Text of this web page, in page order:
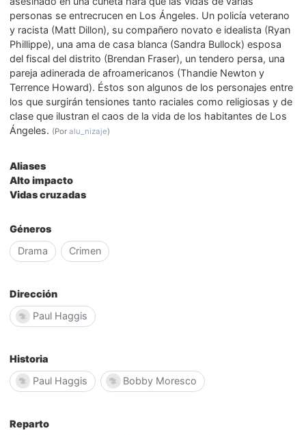
personas se entrecrucen en Los Ángeles. Un policía veterano
y racista (Matt Dillon), su compañero novato e idealista (Ryan
Phillippe), una ama de casa blanca (Sandra Bullock) esposa
del fiscal del distrito (Brendan Fraser), un tendero persa, una
pareja adinerada de afroamericanos (Thandie Newton y
Terrence Howard). Éstos son algunos de los personajes entre
los que surgirán tensiones tanto raciales como religiosas y de
clase que ilustran el caos de la vida de los habitantes de Los
Ángeles. (Poralu_nizaje)
Aliases
Alto impacto
Vidas cruzadas
Géneros
Drama
Crimen
Dirección
Paul Haggis
Historia
Paul Haggis
Bobby Moresco
Reparto